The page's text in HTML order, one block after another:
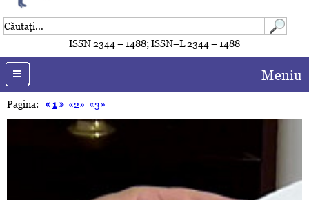
ISSN 2344 – 1488; ISSN–L 2344 – 1488
Meniu
Pagina: «1» «2» «3»